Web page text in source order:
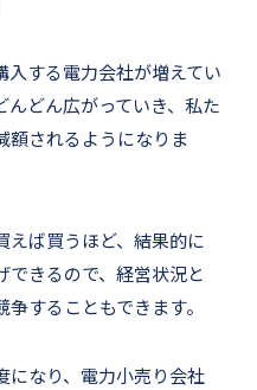
入する電力会社が増えてい
どん広がっていき、私た
額されるようになりま
えば買うほど、結果的に
できるので、経営状況と
することもできます。
になり、電力小売り会社